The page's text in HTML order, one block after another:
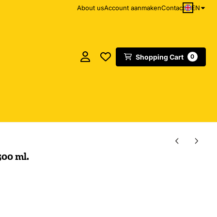
About usAccount aanmakenContact EN
Shopping Cart 0
ml.